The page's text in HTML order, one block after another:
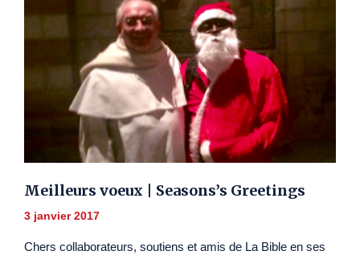
Meilleurs voeux | Seasons’s Greetings
3 janvier 2017
Chers collaborateurs, soutiens et amis de La Bible en ses